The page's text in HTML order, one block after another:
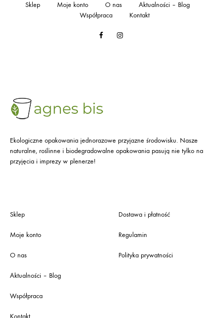
FacebookInstagram
Sklep Moje konto O nas
Aktualności – Blog
Współpraca
Kontakt
Ekologiczne opakowania jednorazowe przyjazne środowisku. Nasze
naturalne, roślinne i biodegradowalne opakowania pasują nie tylko na
przyjęcia i imprezy w plenerze!
Sklep
Moje konto
O nas
Aktualności – Blog
Współpraca
Kontakt
Dostawa i płatność
Regulamin
Polityka prywatności